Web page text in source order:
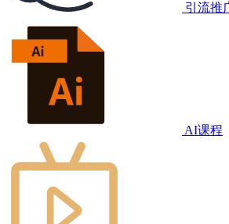
引流推
AI课程